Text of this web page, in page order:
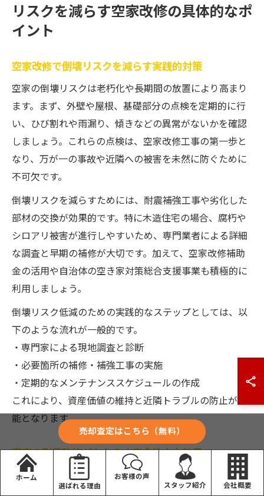
リスクを減らす空家改修の具体的なポ
イント
空家改修で倒壊リスクを減らす実践的対策
空家の倒壊リスクは老朽化や長期間の放置により高まり
ます。まず、外壁や屋根、基礎部分の点検を定期的に行
い、ひび割れや雨漏り、傾きなどの異常がないかを確認
しましょう。これらの点検は、空家改修工事の第一歩と
なり、万が一の事故や近隣への被害を未然に防ぐために
不可欠です。
倒壊リスクを減らすためには、耐震補強工事や劣化した
部材の交換が効果的です。特に木造住宅の場合、腐朽や
シロアリ被害が進行しやすいため、専門業者による詳細
な調査と早期の補修が大切です。加えて、空家改修補助
金の活用や自治体の空き家対策総合支援事業も積極的に
利用しましょう。
倒壊リスク低減のための実践的なステップとしては、以
下のような流れが一般的です。
・専門家による現地調査と診断
・必要箇所の補修・補強工事の実施
・定期的なメンテナンススケジュールの作成
これにより、資産価値の維持と近隣トラブルの防止が可
能となります。
空家の耐震改修がもたらす安全性向上効果
空家の耐震改修は、地震時の倒壊リスクを大幅に低減
売却査定はこちら（無料）
ホーム
選ばれる理由
お客様の声
スタッフ紹介
会社概要